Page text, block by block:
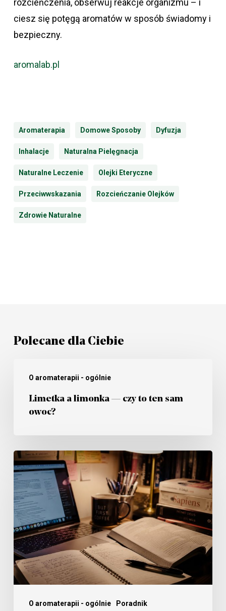
rozcieńczenia, obserwuj reakcje organizmu – i
ciesz się potęgą aromatów w sposób świadomy i
bezpieczny.
aromalab.pl
Aromaterapia Domowe Sposoby Dyfuzja
Inhalacje Naturalna Pielęgnacja
Naturalne Leczenie Olejki Eteryczne
Przeciwwskazania Rozcieńczanie Olejków
Zdrowie Naturalne
Polecane dla Ciebie
O aromaterapii - ogólnie
limonka
ten
sam
owoc?
Limetka a limonka — czy to ten sam
owoc?
O aromaterapii - ogólnie Poradnik
Olejek
rozmarynowy
na
koncentrację.
Co
na
to
nauka?